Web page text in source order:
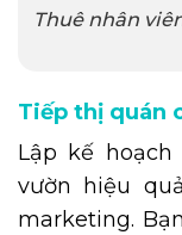
Thuê nhân
Tiếp thị quán
Lập kế
vườn hiệu
marketing.